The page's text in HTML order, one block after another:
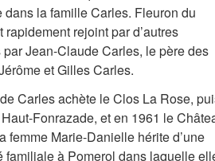
la famille Carles. Fleuron du
rejoint par d’autres
Jean-Claude Carles, le père des
et Gilles Carles.
Carles achète le Clos La Rose,
Fonrazade, et en 1961 le
femme Marie-Danielle hérite d’une
familiale à Pomerol dans laquelle